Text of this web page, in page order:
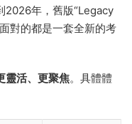
2026年，舊版“Legacy
對的都是一套全新的考
靈活、更聚焦。具體體